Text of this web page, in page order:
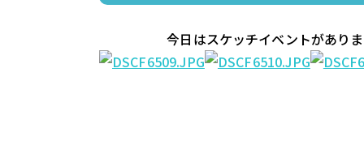
今日はスケッチイベントがあ